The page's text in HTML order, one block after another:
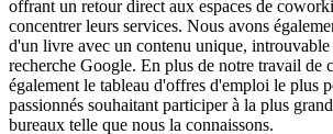
offrant un retour direct aux espaces de
concentrer leurs services. Nous avons
d'un livre avec un contenu unique,
recherche Google. En plus de notre travail de
également le tableau d'offres d'emploi le plus
passionnés souhaitant participer à la plus
bureaux telle que nous la connaissons.